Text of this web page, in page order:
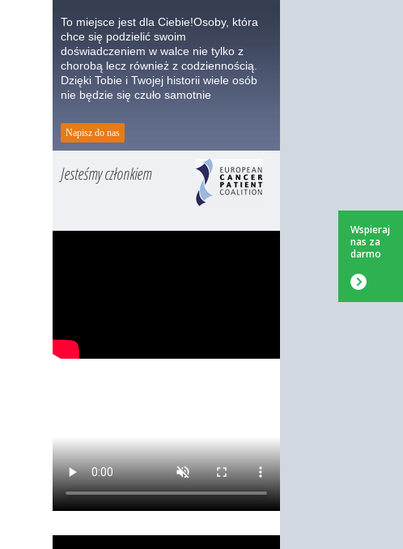
To miejsce jest dla Ciebie!Osoby, która
chce się podzielić swoim
doświadczeniem w walce nie tylko z
chorobą lecz również z codziennością.
Dzięki Tobie i Twojej historii wiele osób
nie będzie się czuło samotnie
Napisz do nas
Jesteśmy członkiem
Wspieraj
nas za
darmo